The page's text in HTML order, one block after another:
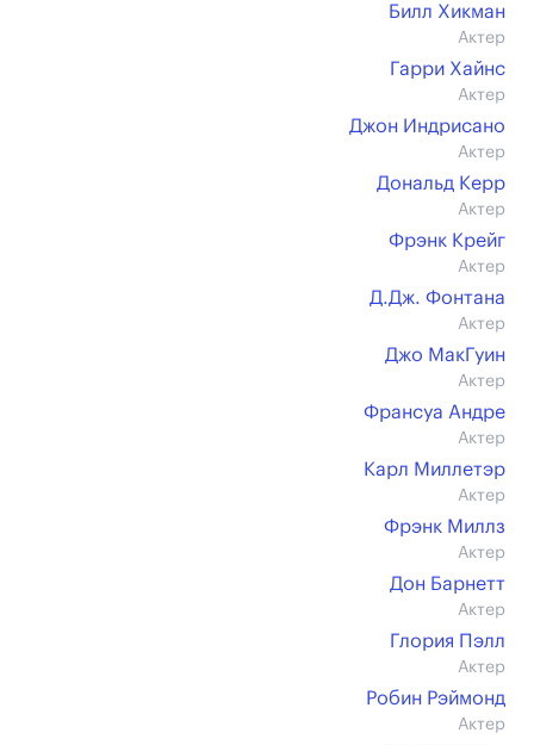
Билл Хикман
Актер
Гарри Хайнс
Актер
Джон Индрисано
Актер
Дональд Керр
Актер
Фрэнк Крейг
Актер
Д.Дж. Фонтана
Актер
Джо МакГуин
Актер
Франсуа Андре
Актер
Карл Миллетэр
Актер
Фрэнк Миллз
Актер
Дон Барнетт
Актер
Глория Пэлл
Актер
Робин Рэймонд
Актер